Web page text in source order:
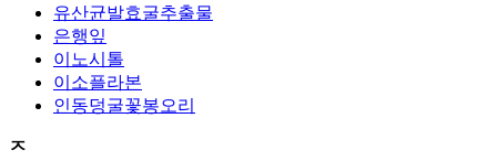
유산균발효굴추출물
은행잎
이노시톨
이소플라본
인동덩굴꽃봉오리
ㅈ